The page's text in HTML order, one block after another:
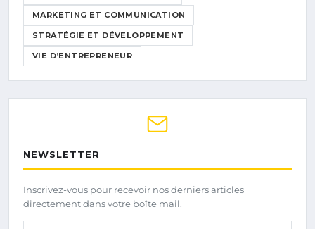
MARKETING ET COMMUNICATION
STRATÉGIE ET DÉVELOPPEMENT
VIE D’ENTREPRENEUR
NEWSLETTER
Inscrivez-vous pour recevoir nos derniers articles
directement dans votre boîte mail.